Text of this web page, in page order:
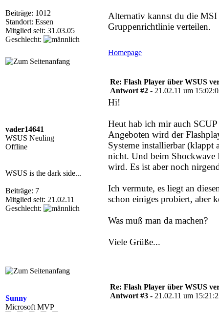
Beiträge: 1012
Standort: Essen
Mitglied seit: 31.03.05
Geschlecht:
Alternativ kannst du die MSI
Gruppenrichtlinie verteilen.
Homepage
vader14641
WSUS Neuling
Offline
WSUS is the dark side...
Beiträge: 7
Mitglied seit: 21.02.11
Geschlecht:
Re: Flash Player über WSUS
Antwort #2 - 21.02.11 um
Hi!
Heut hab ich mir auch
Angeboten wird der
Systeme installierbar (klappt
nicht. Und beim Shockwave
wird. Es ist aber noch
Ich vermute, es liegt an
schon einiges probiert, aber
Was muß man da machen?
Viele Grüße...
Sunny
Microsoft MVP
Re: Flash Player über WSUS
Antwort #3 - 21.02.11 um